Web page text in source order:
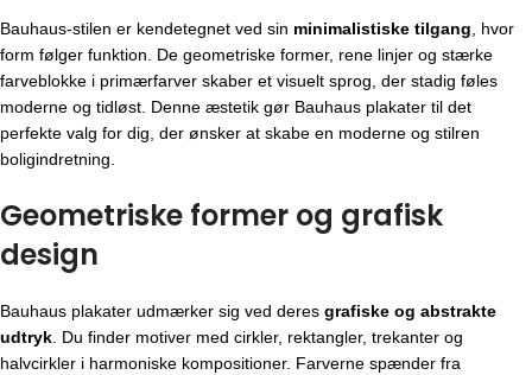
Bauhaus-stilen er kendetegnet ved sin minimalistiske tilgang , hvor
form følger funktion. De geometriske former, rene linjer og stærke
farveblokke i primærfarver skaber et visuelt sprog, der stadig føles
moderne og tidløst. Denne æstetik gør Bauhaus plakater til det
perfekte valg for dig, der ønsker at skabe en moderne og stilren
boligindretning.
Geometriske former og grafisk
design
Bauhaus plakater udmærker sig ved deres grafiske og abstrakte
udtryk . Du finder motiver med cirkler, rektangler, trekanter og
halvcirkler i harmoniske kompositioner. Farverne spænder fra